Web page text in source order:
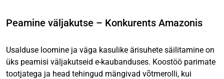
Peamine väljakutse – Konkurents Amazonis
Usalduse loomine ja väga kasulike ärisuhete säilitamine on
üks peamisi väljakutseid e-kaubanduses. Koostöö parimate
tootjatega ja head tehingud mängivad võtmerolli, kui